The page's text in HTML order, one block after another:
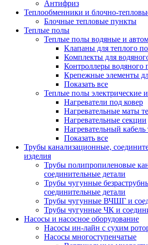
Антифриз
Теплообменники и блочно-
Блочные тепловые пункты
Теплые полы
Теплые полы водяные и
Клапаны для теплого
Комплекты для
Контроллеры водяного
Крепежные элементы
Показать все
Теплые полы электрические
Нагреватели под ковер
Нагревательные маты
Нагревательные секции
Нагревательный кабель
Показать все
Трубы канализационные,
изделия
Трубы полипропиленовые
соединительные детали
Трубы чугунные
соединительные детали
Трубы чугунные ВЧШГ и
Трубы чугунные ЧК и
Насосы и насосное оборудование
Насосы ин-лайн с сухим
Насосы многоступенчатые